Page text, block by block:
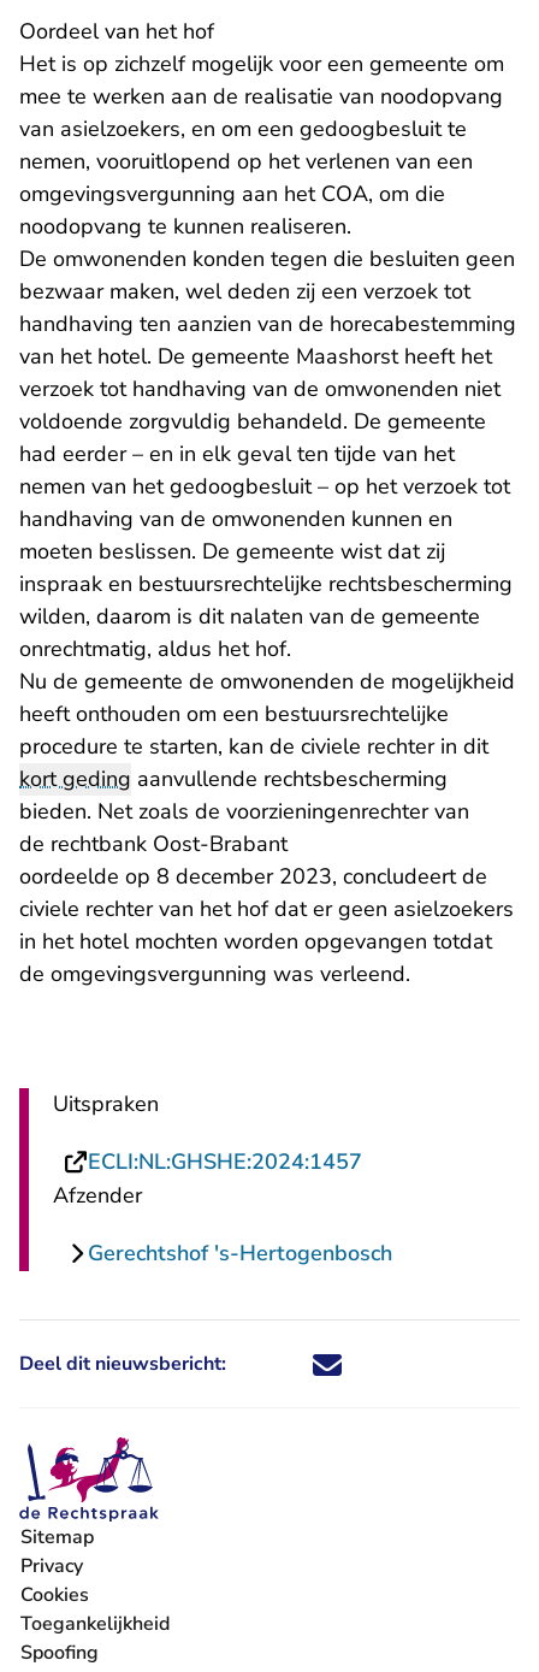
Oordeel van het hof
Het is op zichzelf mogelijk voor een gemeente om
mee te werken aan de realisatie van noodopvang
van asielzoekers, en om een gedoogbesluit te
nemen, vooruitlopend op het verlenen van een
omgevingsvergunning aan het COA, om die
noodopvang te kunnen realiseren.
De omwonenden konden tegen die besluiten geen
bezwaar maken, wel deden zij een verzoek tot
handhaving ten aanzien van de horecabestemming
van het hotel. De gemeente Maashorst heeft het
verzoek tot handhaving van de omwonenden niet
voldoende zorgvuldig behandeld. De gemeente
had eerder – en in elk geval ten tijde van het
nemen van het gedoogbesluit – op het verzoek tot
handhaving van de omwonenden kunnen en
moeten beslissen. De gemeente wist dat zij
inspraak en bestuursrechtelijke rechtsbescherming
wilden, daarom is dit nalaten van de gemeente
onrechtmatig, aldus het hof.
Nu de gemeente de omwonenden de mogelijkheid
heeft onthouden om een bestuursrechtelijke
procedure te starten, kan de civiele rechter in dit
kort geding aanvullende rechtsbescherming
bieden. Net zoals de voorzieningenrechter van
de rechtbank Oost-Brabant- U verlaat
oordeelde op 8 december 2023, concludeert de
civiele rechter van het hof dat er geen asielzoekers
in het hotel mochten worden opgevangen totdat
de omgevingsvergunning was verleend.
Uitspraken
ECLI:NL:GHSHE:2024:1457
Afzender
Gerechtshof 's-Hertogenbosch
Deel dit nieuwsbericht: Deel dit nieuwsbericht via X -
Deel dit nieuwsbericht via
Deel dit nieuwsbericht
Deel dit
Sitemap
Privacy
Cookies
Toegankelijkheid
Spoofing